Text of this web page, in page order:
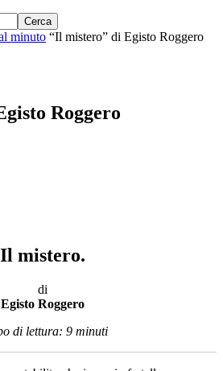
minuto “Il mistero” di Egisto Roggero
Roggero
Il mistero.
di
Egisto Roggero
di lettura: 9 minuti